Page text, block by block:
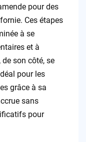
pour des
Ces étapes
à se
et à
de son côté, se
pour les
grâce à sa
sans
pour